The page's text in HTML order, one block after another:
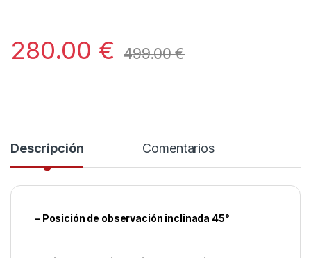
280.00 € 499.00€
Descripción Comentarios
– Posición de observación inclinada 45°